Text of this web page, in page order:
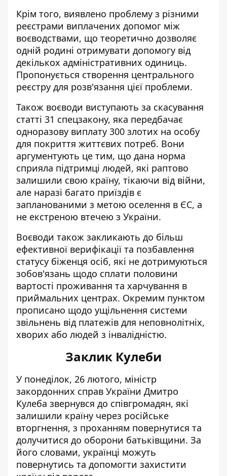
Крім того, виявлено проблему з різними
реєстрами виплачених допомог між
воєводствами, що теоретично дозволяє
одній родині отримувати допомогу від
декількох адміністративних одиниць.
Пропонується створення центрального
реєстру для розв'язання цієї проблеми.
Також воєводи виступають за скасування
статті 31 спецзакону, яка передбачає
одноразову виплату 300 злотих на особу
для покриття життєвих потреб. Вони
аргументують це тим, що дана норма
сприяла підтримці людей, які раптово
залишили свою країну, тікаючи від війни,
але наразі багато приїздів є
запланованими з метою оселення в ЄС, а
не екстреною втечею з України.
Воєводи також закликають до більш
ефективної верифікації та позбавлення
статусу біженця осіб, які не дотримуються
зобов'язань щодо сплати половини
вартості проживання та харчування в
приймальних центрах. Окремим пунктом
прописано щодо ущільнення системи
звільнень від платежів для неповнолітніх,
хворих або людей з інвалідністю.
Заклик Кулеби
У понеділок, 26 лютого, міністр
закордонних справ України Дмитро
Кулеба звернувся до співгромадян, які
залишили країну через російське
вторгнення, з проханням повернутися та
долучитися до оборони батьківщини. За
його словами, українці можуть
повернутись та допомогти захистити